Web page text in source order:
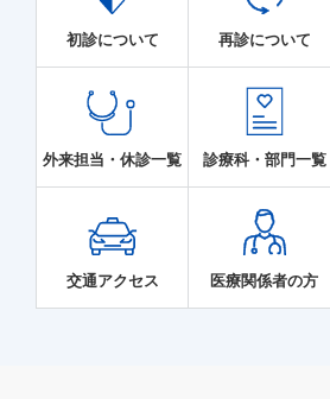
ど身体のつらい症状だけでな
な苦痛もあわせて、苦痛を和
す。 2．こころのサポートチ
族の心配や不安なことに対し
き、個別のカウンセリングな
的なサポートをします。 3．
トレスを、遊びやリラクゼー
初診について 再診について
外来担当・休診一覧 診療科・部門一覧
交通アクセス 医療関係者の方